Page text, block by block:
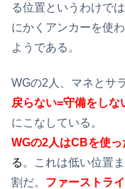
る位置というわけで
にかくアンカーを使
ようである。
WGの2人、マネとサ
戻らない=守備をしな
にこなしている。
WGの2人はCBを使
る 。これは低い位置
割だ。 ファーストラ